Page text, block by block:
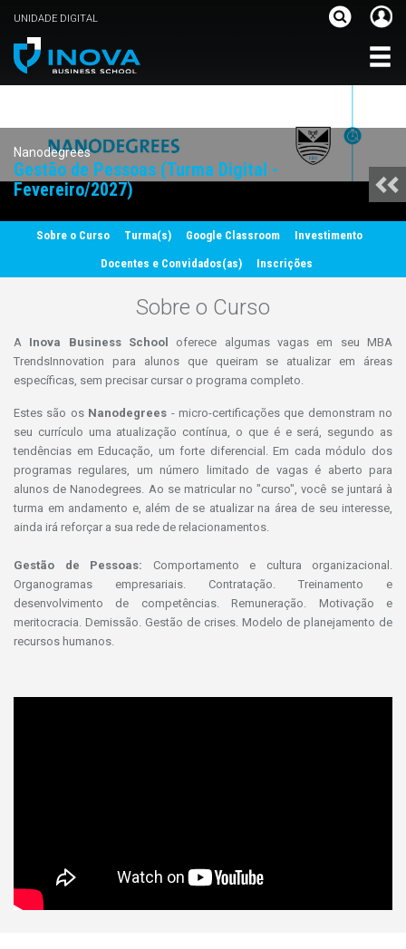
UNIDADE DIGITAL
Nanodegrees
Gestão de Pessoas (Turma Digital -
Fevereiro/2027)
Sobre o Curso Turma(s) Google Classroom Investimento
Docentes e Convidados(as) Inscrições
Sobre o Curso
A Inova Business School
oferece algumas vagas em seu MBA
TrendsInnovation para alunos que queiram se atualizar em áreas
específicas, sem precisar cursar o programa completo.
Estes são os Nanodegrees - micro-certificações que demonstram no
seu currículo uma atualização contínua, o que é e será, segundo as
tendências em Educação, um forte diferencial. Em cada módulo dos
programas regulares, um número limitado de vagas é aberto para
alunos de Nanodegrees. Ao se matricular no "curso", você se juntará à
turma em andamento e, além de se atualizar na área de seu interesse,
ainda irá reforçar a sua rede de relacionamentos.
Gestão de Pessoas: Comportamento e cultura organizacional.
Organogramas empresariais. Contratação. Treinamento e
desenvolvimento de competências. Remuneração. Motivação e
meritocracia. Demissão. Gestão de crises. Modelo de planejamento de
recursos humanos.